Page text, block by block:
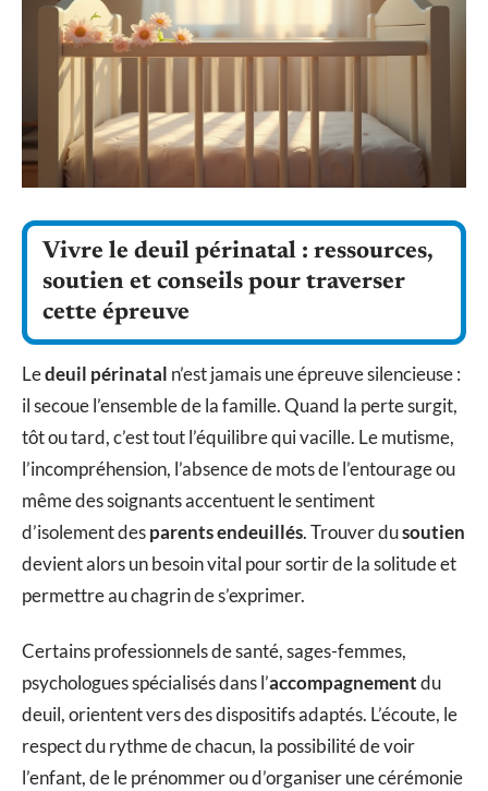
Vivre le deuil périnatal : ressources,
soutien et conseils pour traverser
cette épreuve
Ledeuil périnatal n’est jamais une épreuve silencieuse :
il secoue l’ensemble de la famille. Quand la perte surgit,
tôt ou tard, c’est tout l’équilibre qui vacille. Le mutisme,
l’incompréhension, l’absence de mots de l’entourage ou
même des soignants accentuent le sentiment
d’isolement desparents endeuillés. Trouver dusoutien
devient alors un besoin vital pour sortir de la solitude et
permettre au chagrin de s’exprimer.
Certains professionnels de santé, sages-femmes,
psychologues spécialisés dans l’accompagnementdu
deuil, orientent vers des dispositifs adaptés. L’écoute, le
respect du rythme de chacun, la possibilité de voir
l’enfant, de le prénommer ou d’organiser une cérémonie